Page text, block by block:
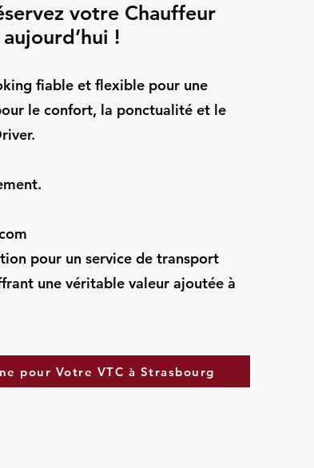
votre Chauffeur
!
fiable et flexible pour une
le confort, la ponctualité et le
pour un service de transport
une véritable valeur ajoutée à
pour Votre VTC à Strasbourg